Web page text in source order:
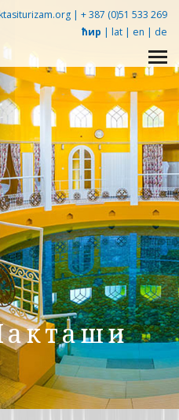
| + 387 (0)51 533 269
ћир | lat | en | de
-
tour